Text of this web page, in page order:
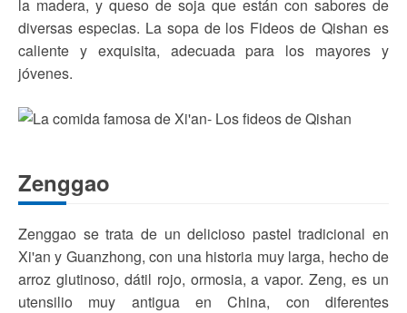
la madera, y queso de soja que están con sabores de
diversas especias. La sopa de los Fideos de Qishan es
caliente y exquisita, adecuada para los mayores y
jóvenes.
Zenggao
Zenggao se trata de un delicioso pastel tradicional en
Xi'an y Guanzhong, con una historia muy larga, hecho de
arroz glutinoso, dátil rojo, ormosia, a vapor. Zeng, es un
utensilio muy antigua en China, con diferentes